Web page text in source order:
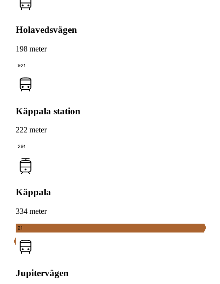
Holavedsvägen
198 meter
921
Käppala station
222 meter
291
Käppala
334 meter
21
Jupitervägen